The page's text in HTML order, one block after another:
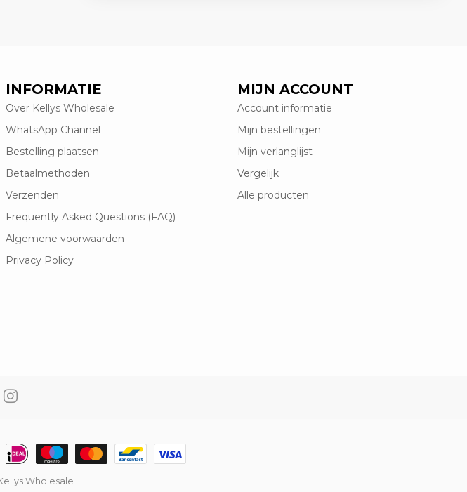
INFORMATIE
Over Kellys Wholesale
WhatsApp Channel
Bestelling plaatsen
Betaalmethoden
Verzenden
Frequently Asked Questions (FAQ)
Algemene voorwaarden
Privacy Policy
MIJN ACCOUNT
Account informatie
Mijn bestellingen
Mijn verlanglijst
Vergelijk
Alle producten
Wholesale